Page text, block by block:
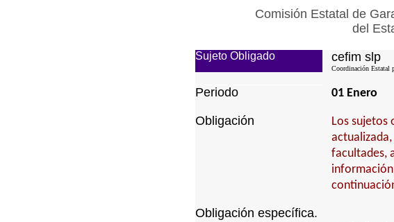
Comisión Estatal de
del
Sujeto Obligado cefim slp
Coordinación Estatal
Periodo 01 Enero
Obligación
Los sujetos
facultades,
Obligación específica.